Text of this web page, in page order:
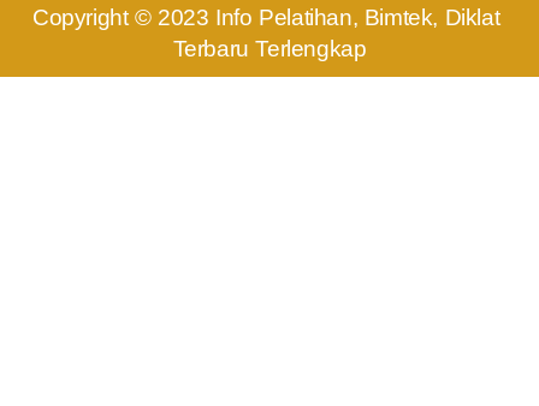
Copyright © 2023 Info Pelatihan, Bimtek, Diklat
Terbaru Terlengkap